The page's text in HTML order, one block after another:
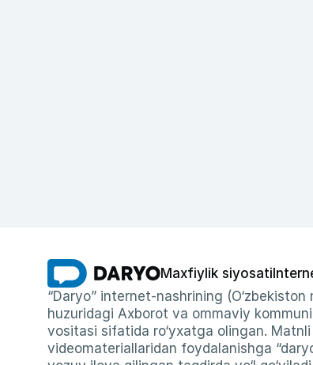
Maxfiylik siyosati
“Daryo” internet-nashrining
huzuridagi Axborot va ommaviy
vositasi sifatida ro‘yxatga olingan.
videomateriallaridan foydalanishga